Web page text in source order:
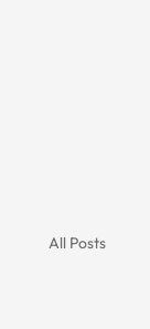
All Posts